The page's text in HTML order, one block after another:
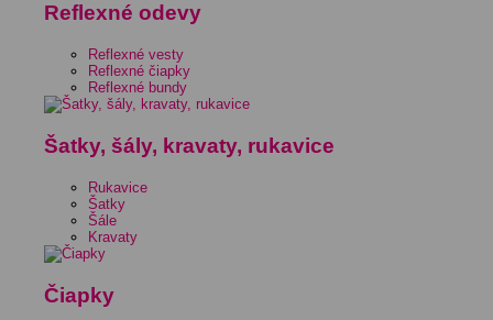
Reflexné odevy
Reflexné vesty
Reflexné čiapky
Reflexné bundy
Šatky, šály, kravaty, rukavice
Rukavice
Šatky
Šále
Kravaty
Čiapky